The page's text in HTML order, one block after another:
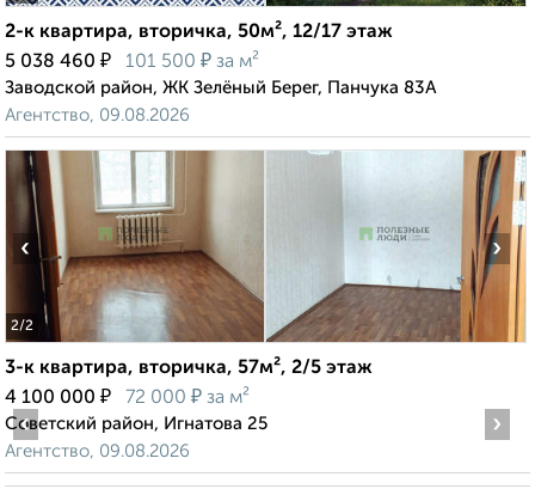
2-к квартира, вторичка, 50м², 12/17 этаж
5 038 460 ₽ 101 500 ₽ за м²
Заводской район, ЖК Зелёный Берег, Панчука 83А
Агентство, 09.08.2026
2/2
‹ ›
3-к квартира, вторичка, 57м², 2/5 этаж
4 100 000 ₽ 72 000 ₽ за м²
Советский район, Игнатова 25
Агентство, 09.08.2026
‹ ›